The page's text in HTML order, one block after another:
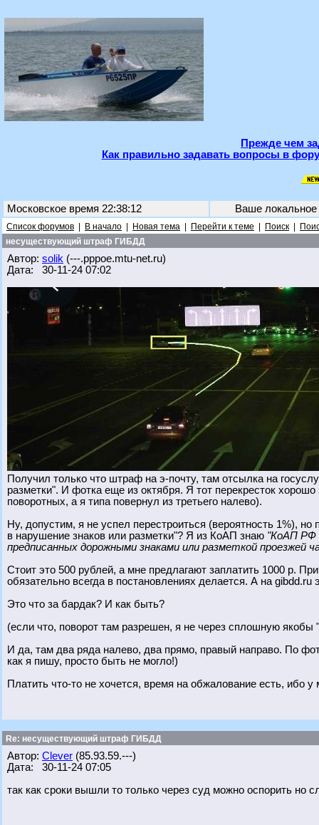
Прежде чем
Как правильно задавать вопросы в
Московское время 22:38:12 Ваше
Список форумов В начало Новая тема Перейти к теме Поиск
несуществующий штраф ГИБДД
Автор: solik (---.pppoe.mtu-net.ru)
Дата: 30-11-24 07:02
Получил только что штраф на э-почту, там отсылка на
разметки". И фотка еще из октября. Я тот перекресток
поворотных, а я типа повернул из третьего налево).
Ну, допустим, я не успел перестроиться (вероятность 1%),
в нарушение знаков или разметки"? Я из КоАП знаю "КоАП РФ
предписанных дорожными знаками или разметкой проезжей
Стоит это 500 рублей, а мне предлагают заплатить 1000 р.
обязательно всегда в постановлениях делается. А на
Это что за бардак? И как быть?
(если что, поворот там разрешен, я не через сплошную якобы
И да, там два ряда налево, два прямо, правый направо. По
как я пишу, просто быть не могло!)
Платить что-то не хочется, время на обжалование есть, ибо
Re: несуществующий штраф ГИБДД
Автор: Clever (85.93.59.---)
Дата: 30-11-24 07:05
так как сроки вышли то только через суд можно оспорить но